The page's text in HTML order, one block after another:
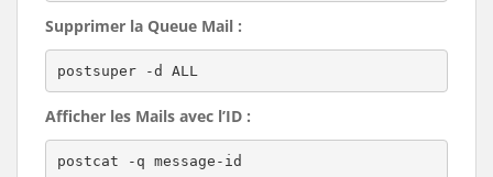
Supprimer la Queue Mail :
postsuper -d ALL
Afficher les Mails avec l’ID :
postcat -q message-id